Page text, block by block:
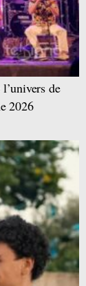
de
2026